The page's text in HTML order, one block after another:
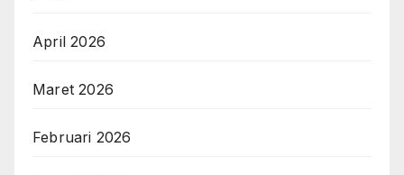
April 2026
Maret 2026
Februari 2026